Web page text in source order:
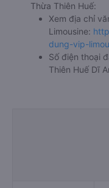
Thừa Thiên Huế:
Xem địa chỉ
Limousine:
dung-vip-
Số điện thoại
Thiên Huế Dĩ